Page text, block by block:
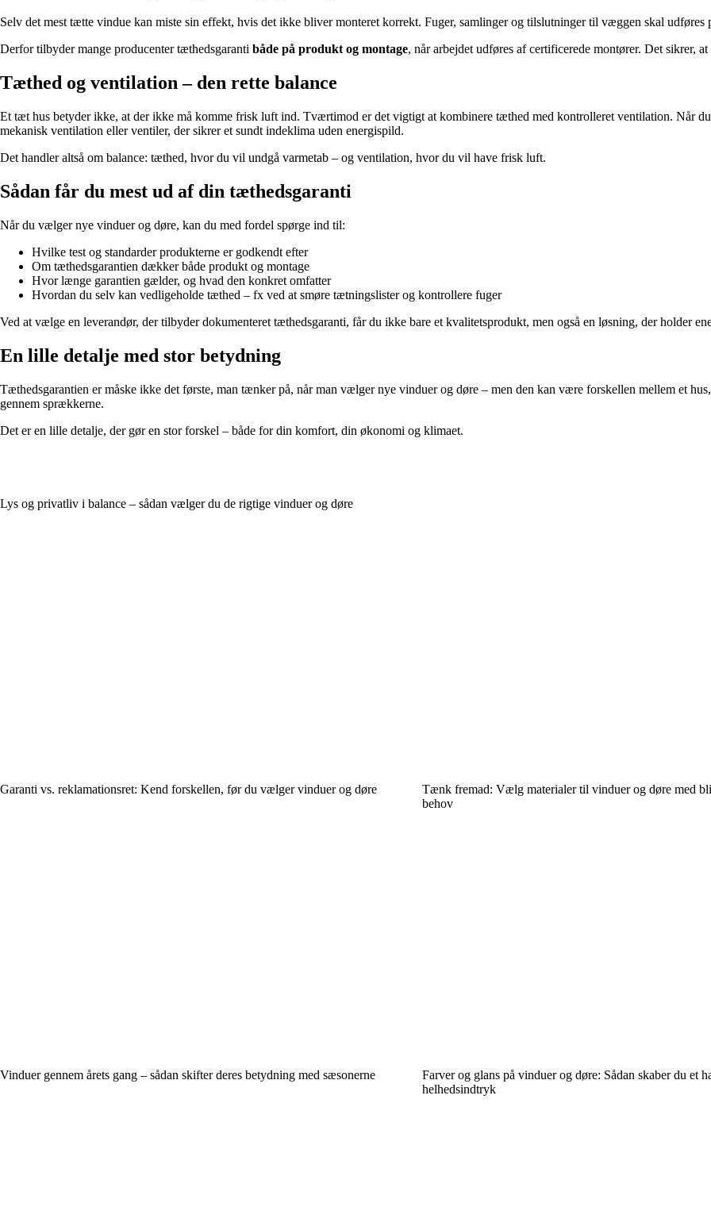
Selv det mest tætte vindue kan miste sin effekt, hvis det ikke bliver monteret korrekt. Fuger, samlinger og tilslutninger til væggen skal
Derfor tilbyder mange producenter tæthedsgaranti både på produkt og montage, når arbejdet udføres af certificerede montører. Det sikrer,
Tæthed og ventilation – den rette balance
Et tæt hus betyder ikke, at der ikke må komme frisk luft ind. Tværtimod er det vigtigt at kombinere tæthed med kontrolleret ventilation. Når
mekanisk ventilation eller ventiler, der sikrer et sundt indeklima uden energispild.
Det handler altså om balance: tæthed, hvor du vil undgå varmetab – og ventilation, hvor du vil have frisk luft.
Sådan får du mest ud af din tæthedsgaranti
Når du vælger nye vinduer og døre, kan du med fordel spørge ind til:
Hvilke test og standarder produkterne er godkendt efter
Om tæthedsgarantien dækker både produkt og montage
Hvor længe garantien gælder, og hvad den konkret omfatter
Hvordan du selv kan vedligeholde tæthed – fx ved at smøre tætningslister og kontrollere fuger
Ved at vælge en leverandør, der tilbyder dokumenteret tæthedsgaranti, får du ikke bare et kvalitetsprodukt, men også en løsning, der holder
En lille detalje med stor betydning
Tæthedsgarantien er måske ikke det første, man tænker på, når man vælger nye vinduer og døre – men den kan være forskellen mellem et
gennem sprækkerne.
Det er en lille detalje, der gør en stor forskel – både for din komfort, din økonomi og klimaet.
Lys og privatliv i balance – sådan vælger du de rigtige vinduer og døre
Garanti vs. reklamationsret: Kend forskellen, før du vælger vinduer og døre
Tænk fremad: Vælg materialer til vinduer og døre med
behov
Vinduer gennem årets gang – sådan skifter deres betydning med sæsonerne
Farver og glans på vinduer og døre: Sådan skaber du et
helhedsindtryk